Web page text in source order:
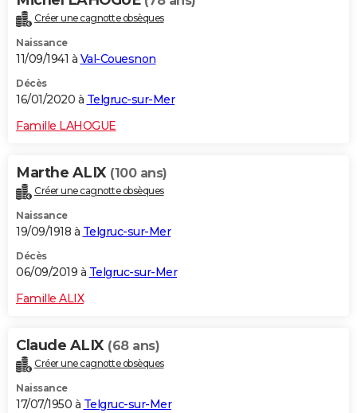
Créer une cagnotte obsèques
Naissance
11/09/1941 à Val-Couesnon
Décès
16/01/2020 à Telgruc-sur-Mer
Famille LAHOGUE
Marthe ALIX (100 ans)
Créer une cagnotte obsèques
Naissance
19/09/1918 à Telgruc-sur-Mer
Décès
06/09/2019 à Telgruc-sur-Mer
Famille ALIX
Claude ALIX (68 ans)
Créer une cagnotte obsèques
Naissance
17/07/1950 à Telgruc-sur-Mer